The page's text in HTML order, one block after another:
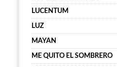
LUCENTUM
LUZ
MAYAN
ME QUITO EL SOMBRERO